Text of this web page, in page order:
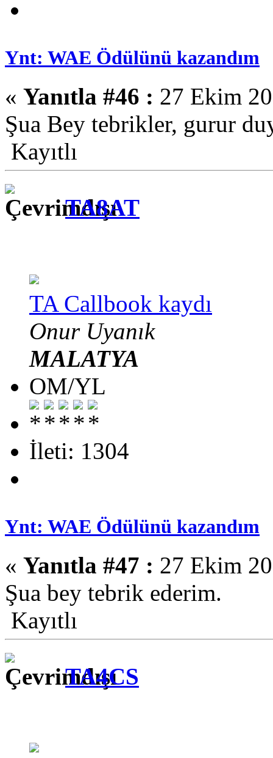
Ynt: WAE Ödülünü kazandım
« Yanıtla #46 : 27 Ekim
Şua Bey tebrikler, gurur
Kayıtlı
TA8AT
TA Callbook kaydı
Onur Uyanık
MALATYA
OM/YL
İleti: 1304
Ynt: WAE Ödülünü kazandım
« Yanıtla #47 : 27 Ekim
Şua bey tebrik ederim.
Kayıtlı
TA4CS